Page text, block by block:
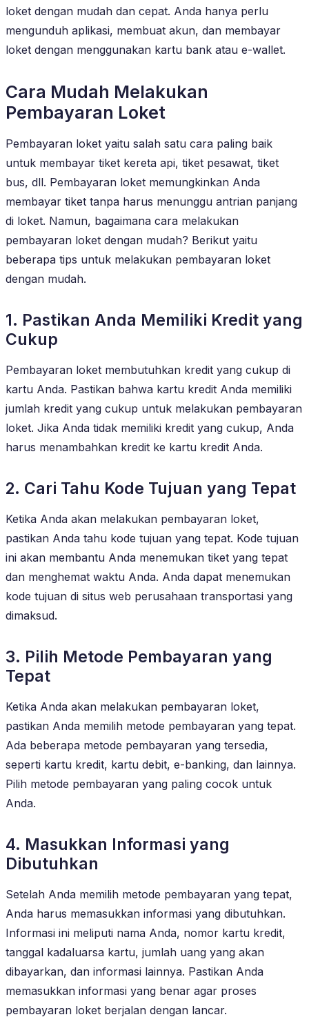
loket dengan mudah dan cepat. Anda hanya perlu
mengunduh aplikasi, membuat akun, dan membayar
loket dengan menggunakan kartu bank atau e-wallet.
Cara Mudah Melakukan
Pembayaran Loket
Pembayaran loket yaitu salah satu cara paling baik
untuk membayar tiket kereta api, tiket pesawat, tiket
bus, dll. Pembayaran loket memungkinkan Anda
membayar tiket tanpa harus menunggu antrian panjang
di loket. Namun, bagaimana cara melakukan
pembayaran loket dengan mudah? Berikut yaitu
beberapa tips untuk melakukan pembayaran loket
dengan mudah.
1. Pastikan Anda Memiliki Kredit yang
Cukup
Pembayaran loket membutuhkan kredit yang cukup di
kartu Anda. Pastikan bahwa kartu kredit Anda memiliki
jumlah kredit yang cukup untuk melakukan pembayaran
loket. Jika Anda tidak memiliki kredit yang cukup, Anda
harus menambahkan kredit ke kartu kredit Anda.
2. Cari Tahu Kode Tujuan yang Tepat
Ketika Anda akan melakukan pembayaran loket,
pastikan Anda tahu kode tujuan yang tepat. Kode tujuan
ini akan membantu Anda menemukan tiket yang tepat
dan menghemat waktu Anda. Anda dapat menemukan
kode tujuan di situs web perusahaan transportasi yang
dimaksud.
3. Pilih Metode Pembayaran yang
Tepat
Ketika Anda akan melakukan pembayaran loket,
pastikan Anda memilih metode pembayaran yang tepat.
Ada beberapa metode pembayaran yang tersedia,
seperti kartu kredit, kartu debit, e-banking, dan lainnya.
Pilih metode pembayaran yang paling cocok untuk
Anda.
4. Masukkan Informasi yang
Dibutuhkan
Setelah Anda memilih metode pembayaran yang tepat,
Anda harus memasukkan informasi yang dibutuhkan.
Informasi ini meliputi nama Anda, nomor kartu kredit,
tanggal kadaluarsa kartu, jumlah uang yang akan
dibayarkan, dan informasi lainnya. Pastikan Anda
memasukkan informasi yang benar agar proses
pembayaran loket berjalan dengan lancar.